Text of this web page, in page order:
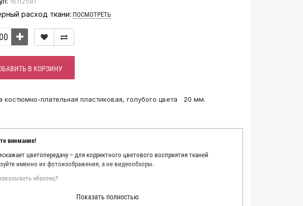
расход ткани: ПОСМОТРЕТЬ
В КОРЗИНУ
костюмно-плательная пластиковая, голубого цвета 20 мм.
внимание!
цветопередачу – для корректного цветового восприятия тканей
именно их фотоизображения, а не видеообзоры.
образец?
все возможное, чтобы точно описать цвет каждой ткани из нашего каталога.
и фотографируем каждую ткань в естественном свете, стараемся
Показать полностью